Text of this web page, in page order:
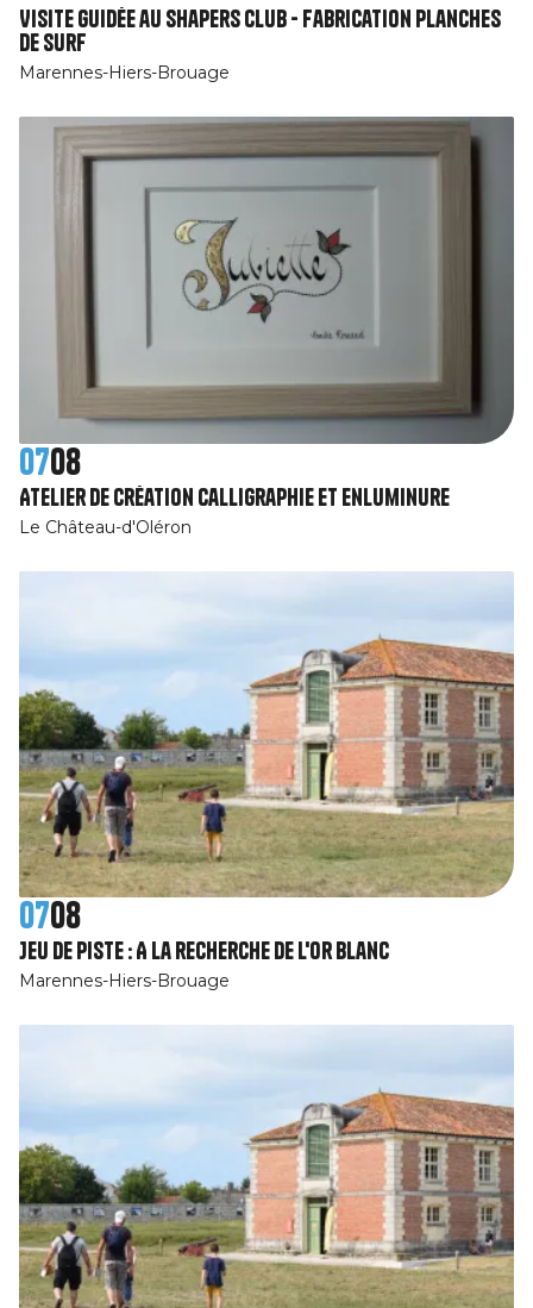
Visite guidée au Shapers Club - Fabrication planches
de surf
Marennes-Hiers-Brouage
0708
Atelier de création calligraphie et enluminure
Le Château-d'Oléron
0708
Jeu de piste : A la recherche de l'or blanc
Marennes-Hiers-Brouage